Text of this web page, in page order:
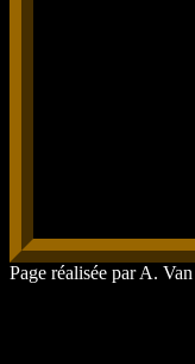
Page réalisée par A.